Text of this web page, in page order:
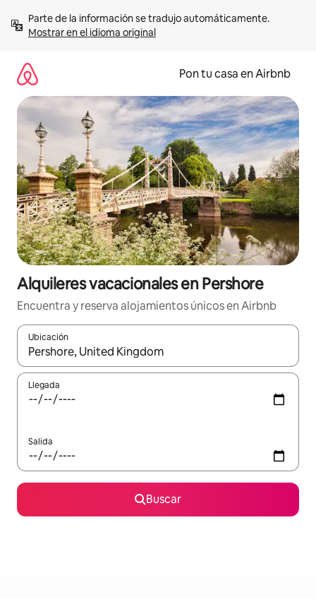
contenidoMostrar en el idioma original
Pon tu casa en Airbnb
Alquileres vacacionales en Pershore
Encuentra y reserva alojamientos únicos en Airbnb
Ubicación
Cuando los resultados estén disponibles, navega con las
Llegada
Salida
Buscar